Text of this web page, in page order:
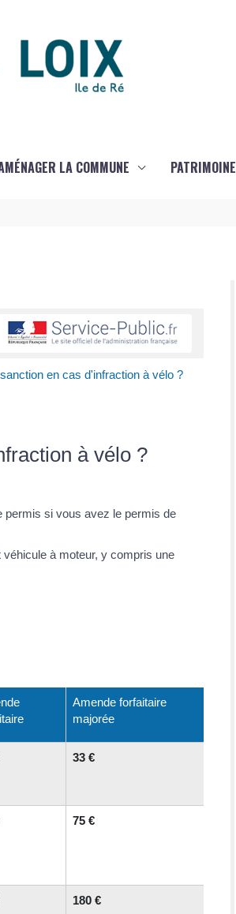
LA COMMUNE PATRIMOINE
en cas d'infraction à vélo ?
à vélo ?
permis si vous avez le permis de
à moteur, y compris une
Amende forfaitaire
majorée
33 €
75 €
180 €